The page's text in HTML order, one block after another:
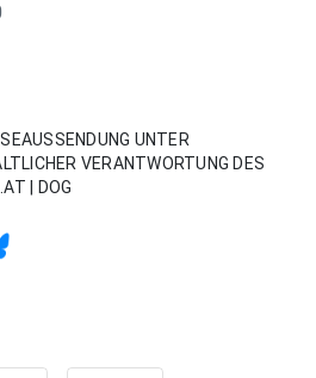
UNTER
VERANTWORTUNG DES
| DOG